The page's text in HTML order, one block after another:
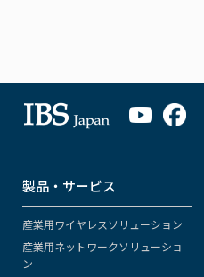
製品・サービス
産業用ワイヤレスソリューション
産業用ネットワークソリューショ
ン